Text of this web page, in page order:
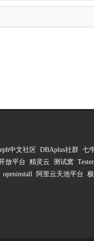
中文社区 DBAplus社群 七
放平台 精灵云 测试窝
openinstall 阿里云天池平台